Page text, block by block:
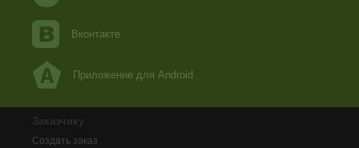
Вконтакте
Приложение для Android
Заказчику
Создать заказ